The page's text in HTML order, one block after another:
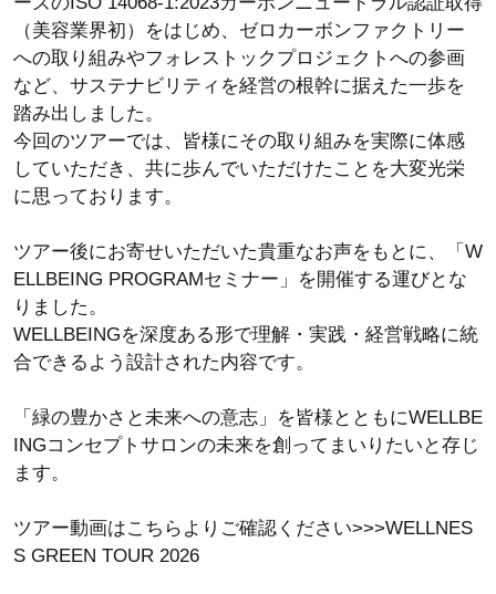
（美容業界初）をはじめ、ゼロカーボンファクトリー
への取り組みやフォレストックプロジェクトへの参画
など、サステナビリティを経営の根幹に据えた一歩を
踏み出しました。
今回のツアーでは、皆様にその取り組みを実際に体感
していただき、共に歩んでいただけたことを大変光栄
に思っております。
ツアー後にお寄せいただいた貴重なお声をもとに、「W
ELLBEING PROGRAMセミナー」を開催する運びとな
りました。
WELLBEINGを深度ある形で理解・実践・経営戦略に統
合できるよう設計された内容です。
「緑の豊かさと未来への意志」を皆様とともにWELLBE
INGコンセプトサロンの未来を創ってまいりたいと存じ
ます。
ツアー動画はこちらよりご確認ください>>>WELLNES
S GREEN TOUR 2026